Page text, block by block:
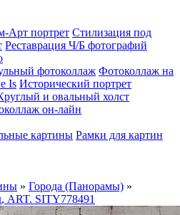
Арт портрет Стилизация под
Реставрация Ч/Б фотографий
фотоколлаж Фотоколлаж на
Is Исторический портрет
и овальный холст
он-лайн
картины Рамки для картин
» Города (Панорамы) »
ART. SITY778491